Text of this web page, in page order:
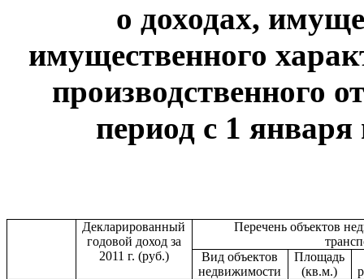
о доходах,
имущественного
производственного
период с 1 января
Декларированный
годовой доход за
2011 г. (руб.)
Перечень объектов
Вид объектов
недвижимости
Площадь
(кв.м.)